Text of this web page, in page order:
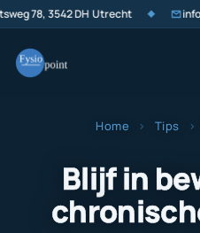
78, 3542 DH Utrecht ◆
Home › Tips ›
Blijf in